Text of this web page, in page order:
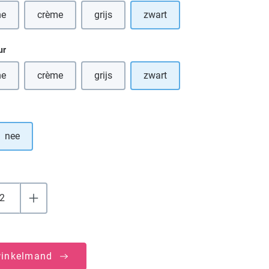
optie is momenteel niet beschikbaar.)
crème(Deze optie is momenteel niet beschikbaar.)
grijs(Deze optie is momenteel niet beschikbaar.)
zwart
optie is momenteel niet beschikbaar.)
crème(Deze optie is momenteel niet beschikbaar.)
grijs(Deze optie is momenteel niet beschikbaar.)
zwart
nee